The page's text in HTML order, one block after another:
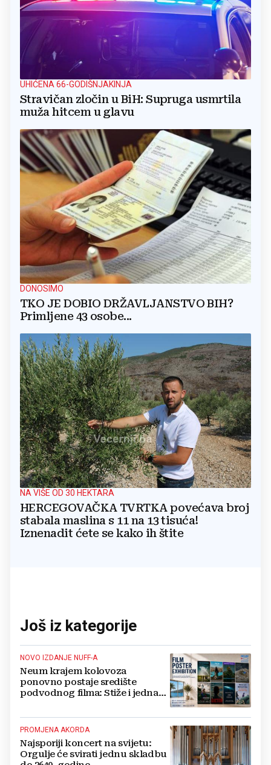
UHIĆENA 66-GODIŠNJAKINJA
Stravičan zločin u BiH: Supruga usmrtila
muža hitcem u glavu
DONOSIMO
TKO JE DOBIO DRŽAVLJANSTVO BIH?
Primljene 43 osobe...
NA VIŠE OD 30 HEKTARA
HERCEGOVAČKA TVRTKA povećava broj
stabala maslina s 11 na 13 tisuća!
Iznenadit ćete se kako ih štite
Još iz kategorije
NOVO IZDANJE NUFF-A
Neum krajem kolovoza
ponovno postaje središte
podvodnog filma: Stiže i jedna
PROMJENA AKORDA
Najsporiji koncert na svijetu:
Orgulje će svirati jednu skladbu